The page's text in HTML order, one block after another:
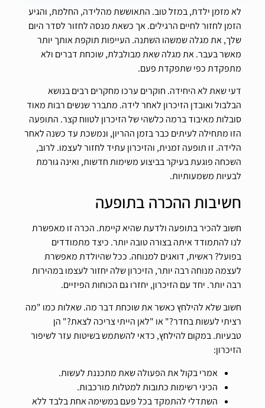
לא מזמן ילדת, במזל טוב. התאוששת מהלידה, החלמת, והגיע
הזמן לחזור לחיים הרגילים. אך כשאת מנסה לחזור לסדר היום
שלך, את מגלה שמשהו השתנה. העייפות תוקפת אותך יותר
מאשר בעבר. את מגלה שאת מבולבלת, שוכחת דברים ולא
מתפקדת כפי שתפקדת פעם.
דעי שאת לא היחידה. חוקרים ערכו מחקרים רבים בנושא
הבלבול ואובדן הזיכרון לאחר לידה. מתברר שנשים רבות מאוד
סובלות מאיבוד ברמה כלשהי של הזיכרון לטווח קצר. התופעה
הזו מתחילה לעיתים כבר בזמן ההריון, ונמשכת עד כשנה לאחר
הלידה. זו תופעה זמנית, והזיכרון עתיד לחזור לעצמו. לרוב,
השכחה פוגעת בעיקר בביצוע משימות חדשות, ואינה גורמת
לבעיות משמעותיות.
חשיבות ההכרה בתופעה
חשוב להכיר בתופעה ולדעת שהיא קיימת. הכרה זו מאפשרת
לנו להתמודד איתה בצורה טובה יותר. כיצד מתמודדים
בפועל? ראשית, דואגים למנוחה. ככל שהיולדת מאפשרת
לעצמה מנוחה רבה יותר, הזיכרון שלה יחזור לעצמו במהירות
רבה יותר. יחד עם הזיכרון, יחזרו גם הכוחות הפיזיים.
חשוב שלא להילחץ כאשר את שוכחת דבר מה. שאלות כמו "מה
רציתי לעשות בחדר?" או "לאן הייתי צריכה לצאת?" הן
טבעיות. במקום להילחץ, כדאי להשתמש בשיטות עזר לשיפור
הזיכרון:
אמרי בקול את הפעולה שאת מתכננת לעשות.
הכיני רשימות כתובות למטלות מורכבות.
השתדלי להתמקד בכל פעם במשימה אחת בלבד ללא